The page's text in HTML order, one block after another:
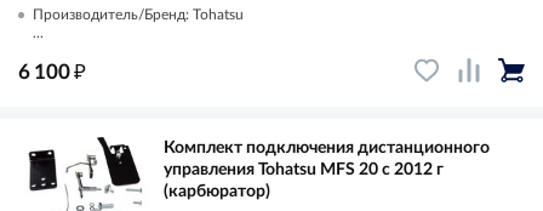
Производитель/Бренд: Tohatsu
...
6 100₽
Комплект подключения дистанционного
управления Tohatsu MFS 20 с 2012 г
(карбюратор)